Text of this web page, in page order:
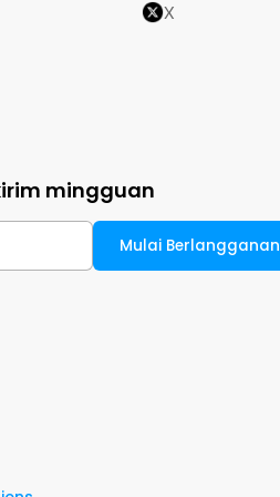
X
mingguan
Mulai Berlangganan